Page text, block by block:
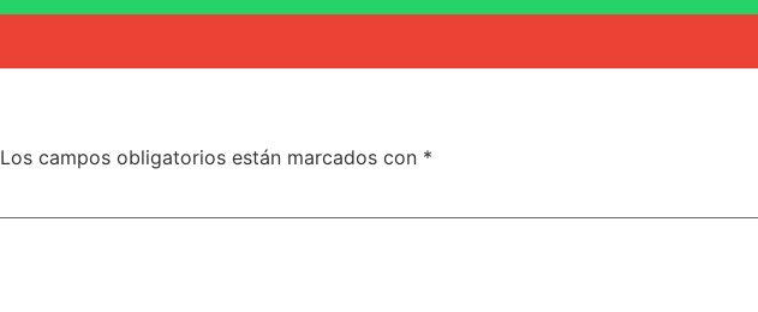
Los campos obligatorios están marcados con *